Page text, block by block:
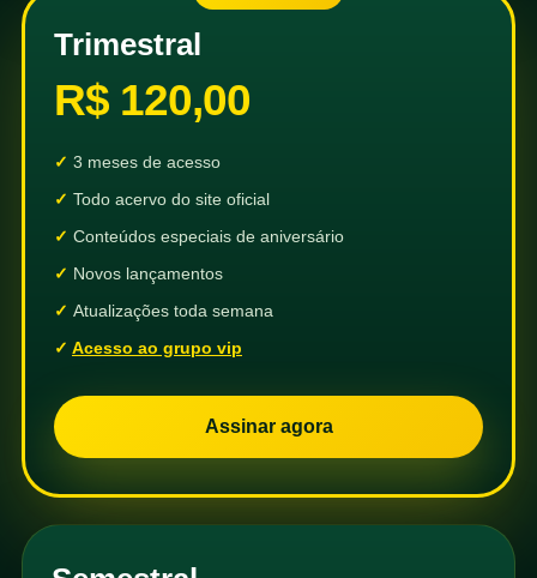
Trimestral
R$ 120,00
3 meses de acesso
Todo acervo do site oficial
Conteúdos especiais de aniversário
Novos lançamentos
Atualizações toda semana
Acesso ao grupo vip
Assinar agora